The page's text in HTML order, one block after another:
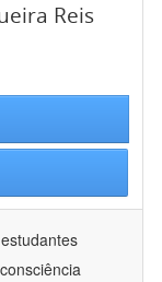
Reis